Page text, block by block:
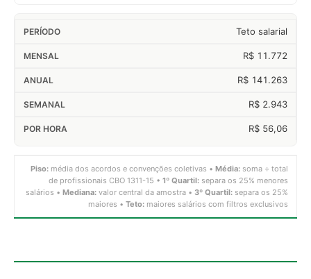
Teto salarial
R$ 11.772
R$ 141.263
R$ 2.943
R$ 56,06
Piso: média dos acordos e convenções coletivas • Média: soma ÷ total
de profissionais CBO 1311-15 • 1º Quartil: separa os 25% menores
salários • Mediana: valor central da amostra • 3º Quartil: separa os 25%
maiores • Teto: maiores salários com filtros exclusivos